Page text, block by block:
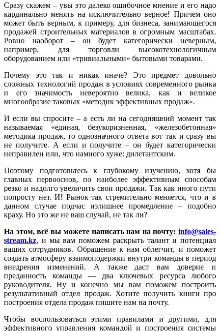
Сразу скажем – увы это далеко ошибочное мнение и его надо
кардинально менять на исключительно верное! Причем оно
может быть верным, к примеру, для бизнеса, занимающегося
продажей строительных материалов в огромным масштабах.
Ровно наоборот – он будет категорически неверным,
например, для торговли высокотехнологичным
оборудованием или «тривиальными» бытовыми товарами.
Почему это так и никак иначе? Это предмет довольно
сложных технологий продаж в условиях современного рынка
и его значимость невероятно велика, как и великое
многообразие таковых «методик эффективных продаж».
И если вы спросите – а есть ли на сегодняшний момент так
называемая «единая, безукоризненная, «железобетонная»
методика продаж, то однозначного ответа вот так и сразу вы
не получите. А если и получите – он будет категорически
неправилен или, что намного хуже: дилетантским.
Поэтому подготовьтесь к глубокому изучению, хотя бы
главных первооснов, по наиболее эффективным способам
резко и надолго увеличить свои продажи. Так как иного пути
попросту нет. И! Рынок так стремительно меняется, что и в
данном случае подчас излишнее промедление – подобно
краху. Но это же не ваш случай, не так ли?
На этом, всё вы можете написать нам на почту: info@sales-
stream.kz, и мы вам поможем раскрыть талант и потенциал
ваших сотрудников. Обращение к нам облегчит, и поможет
создать атмосферу взаимоподержки внутри команды в период
внедрения изменений. А также даст вам доверие и
преданность команды — два ключевых ресурса любого
руководителя. Ну и конечно мы вам поможем построить
результативный отдел продаж. Хотите получить книги про
построения отдела продаж пишите нам на почту.
Чтобы воспользоваться этими правилами и другими, для
эффективного управления командой и построения системы